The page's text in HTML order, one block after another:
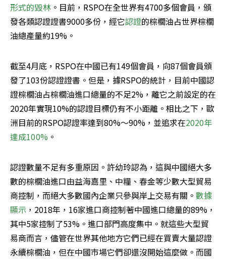
形式的毀林。目前，RSPO在全世界有4700多個會員，頒
發各類認證證書9000多份，經它認證的棕櫚油占世界棕櫚
油總產量約19%。
截至4月底，RSPO在中國已有149個會員，向87個會員頒
發了103份認證證書。但是，據RSPO的統計，目前中國認
證棕櫚油占棕櫚油進口總量的不足2%，離它之前設定的在
2020年實現10%的認證目標仍有不小距離。相比之下，歐
洲目前的RSPO認證率達到80%～90%，並追求在2020年
達成100% 。
認證數量不足有多重原因。許幼玲認為，這與中國絕大多
數的棕櫚油進口由益海嘉里、中糧、春金等少數大型貿易
商控制，而絕大多數國內企業只參與岸上交易有關。 數據
顯示 ，2018年，16家進口商控制著中國進口總量的89%，
其中5家控制了53%。進口部門高度集中。就這些大型貿
易商而言，儘管在世界其他地方它們已經在買賣大量認證
永續棕櫚油，但在中國市場它們卻還沒開始這麼做。而國